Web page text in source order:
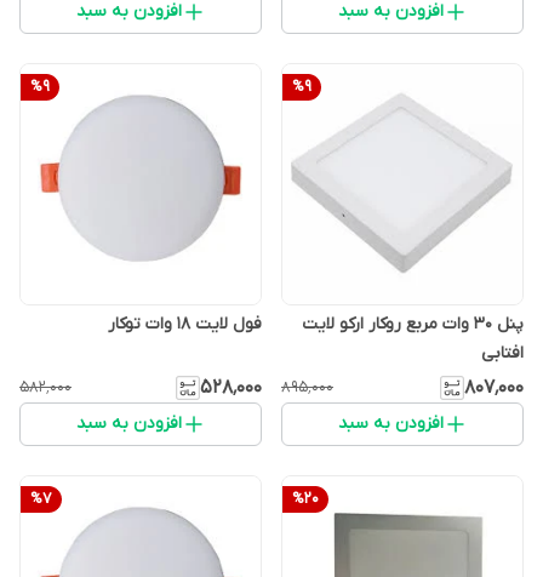
افزودن به سبد افزودن به سبد
%9
پنل 30 وات مربع روکار ارکو لایت
افتابی
۸۰۷٬۰۰۰ ۸۹۵٬۰۰۰
افزودن به سبد
%9
فول لایت 18 وات توکار
۵۲۸٬۰۰۰ ۵۸۲٬۰۰۰
افزودن به سبد
%20
%7